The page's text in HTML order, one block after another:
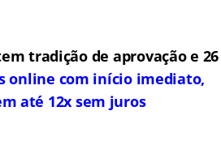
tradição de aprovação e 26
online com início imediato,
até 12x sem juros